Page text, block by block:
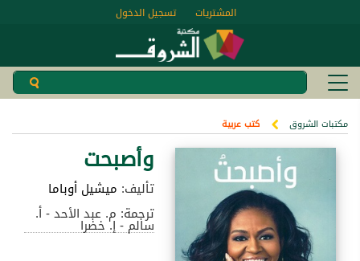
تسجيل الدخول المشتريات
مكتبات الشروق كتب عربية
وأصبحت
تأليف: ميشيل أوباما
ترجمة: م. عبد الأحد - أ.
سالم - إ. خضرا